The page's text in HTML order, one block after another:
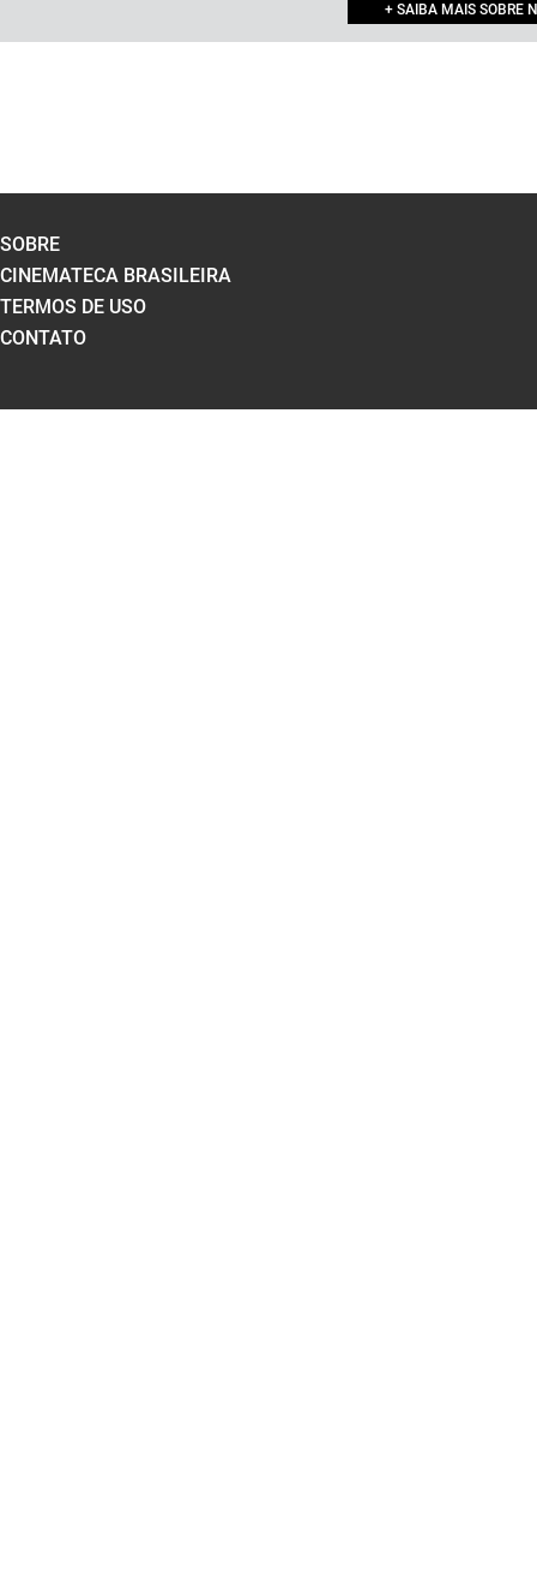
+ SAIBA MAIS SOBRE
SOBRE
CINEMATECA BRASILEIRA
TERMOS DE USO
CONTATO